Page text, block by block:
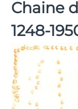
Chaine
1248-